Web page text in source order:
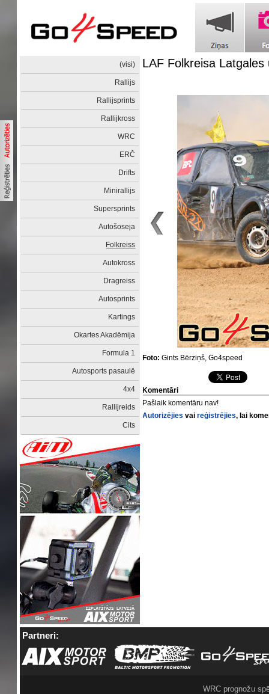
(visi)
Rallijs
Rallijsprints
Rallijkross
WRC
ERČ
Drifts
Minirallijs
Supersprints
Autošoseja
Folkreiss
Autokross
Dragreiss
Autosprints
Kartings
Okartes Akadēmija
Formula 1
Autosports pasaulē
4x4
Rallijreids
Cits
LAF Folkreisa
Foto: Gints Bērziņš, Go4speed
Komentāri
Pašlaik komentāru nav!
Autorizējies vaireģistrējies, lai
Partneri:
WRC prognožu